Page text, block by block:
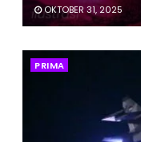
OKTOBER 31, 2025
PRIMA